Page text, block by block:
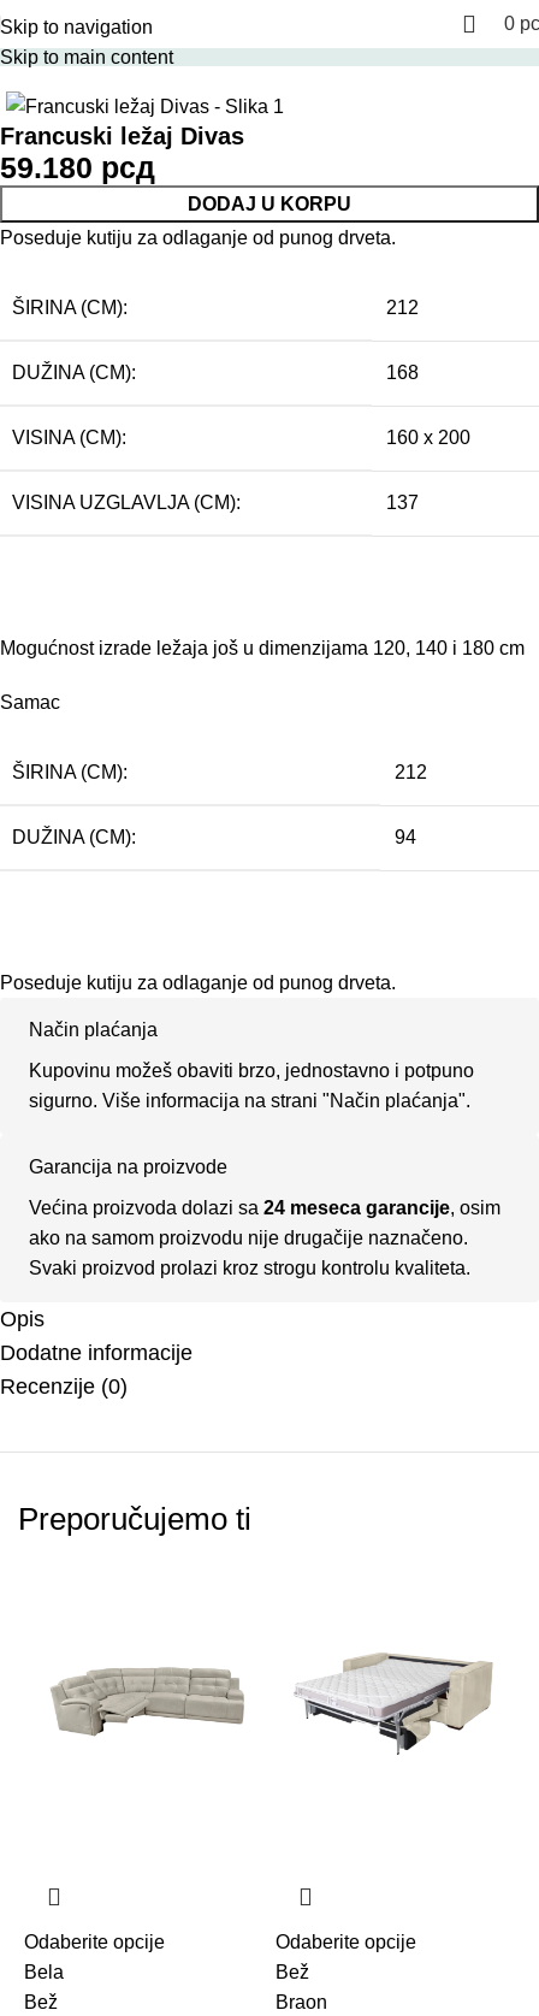
Skip to navigation
Skip to main content
0
Početna Francuski ležajevi
Francuski ležaj Divas
59.180 рсд
DODAJ U KORPU
Poseduje kutiju za odlaganje od punog drveta.
ŠIRINA (CM): 212
DUŽINA (CM): 168
VISINA (CM): 160 x 200
VISINA UZGLAVLJA (CM): 137
Mogućnost izrade ležaja još u dimenzijama 120, 140 i 180 cm
Samac
ŠIRINA (CM): 212
DUŽINA (CM): 94
Poseduje kutiju za odlaganje od punog drveta.
Način plaćanja
Kupovinu možeš obaviti brzo, jednostavno i potpuno
sigurno. Više informacija na strani "Način plaćanja".
Garancija na proizvode
Većina proizvoda dolazi sa 24 meseca garancije, osim
ako na samom proizvodu nije drugačije naznačeno.
Svaki proizvod prolazi kroz strogu kontrolu kvaliteta.
Opis
Dodatne informacije
Recenzije (0)
Preporučujemo ti
Odaberite opcije
Bela
Bež
Odaberite opcije
Bež
Braon